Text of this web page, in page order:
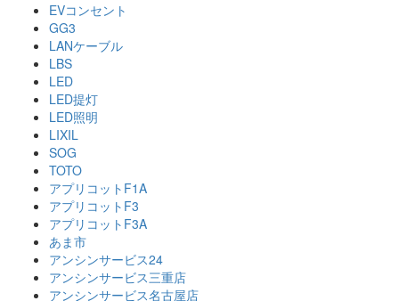
EVコンセント
GG3
LANケーブル
LBS
LED
LED提灯
LED照明
LIXIL
SOG
TOTO
アプリコットF1A
アプリコットF3
アプリコットF3A
あま市
アンシンサービス24
アンシンサービス三重店
アンシンサービス名古屋店